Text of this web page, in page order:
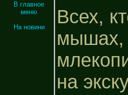
В главное
меню
На новини
Всех,
мышах,
на